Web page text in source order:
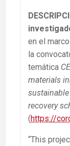
en el
la
temática
materials
recovery
(https://
“This